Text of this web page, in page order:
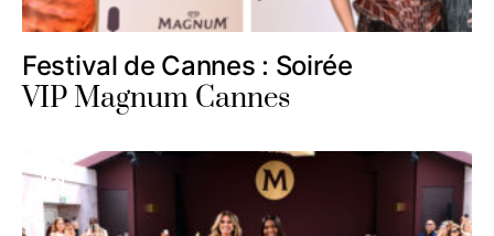
Festival de Cannes : Soirée
VIP Magnum Cannes